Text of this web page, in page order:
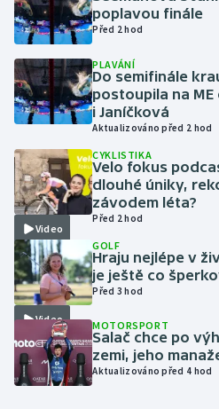
Házená
Jezdectví
Judo
Krasobruslení
Lezení
Lyže a snowboard
Moderní pětiboj
Motorsport
Olympijské hry
poplavou finále
Před 2 hod
PLAVÁNÍ
Do semifinále
postoupila na
i Janíčková
Aktualizováno před 2 hod
Video
CYKLISTIKA
Velo fokus
dlouhé úniky,
závodem léta?
Před 2 hod
Video
GOLF
Hraju nejlépe v
je ještě co
Před 3 hod
MOTORSPORT
Salač chce po
zemi, jeho
Aktualizováno před 4 hod